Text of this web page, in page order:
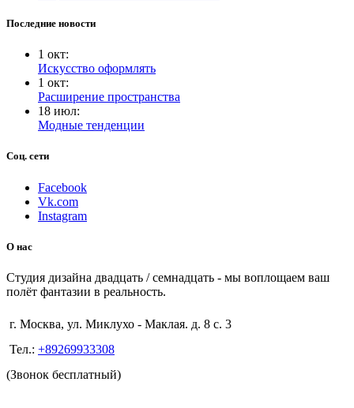
Последние новости
1 окт:
Искусство оформлять
1 окт:
Расширение пространства
18 июл:
Модные тенденции
Соц. сети
Facebook
Vk.com
Instagram
О нас
Студия дизайна двадцать / семнадцать - мы воплощаем ваш
полёт фантазии в реальность.
г. Москва, ул. Миклухо - Маклая. д. 8 с. 3
Тел.: +89269933308
(Звонок бесплатный)